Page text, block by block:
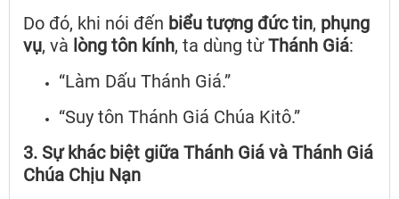
Do đó, khi nói đến biểu tượng đức tin, phụng
vụ, và lòng tôn kính, ta dùng từThánh Giá:
“Làm Dấu Thánh Giá.”
“Suy tôn Thánh Giá Chúa Kitô.”
3. Sự khác biệt giữa Thánh Giá và Thánh Giá
Chúa Chịu Nạn